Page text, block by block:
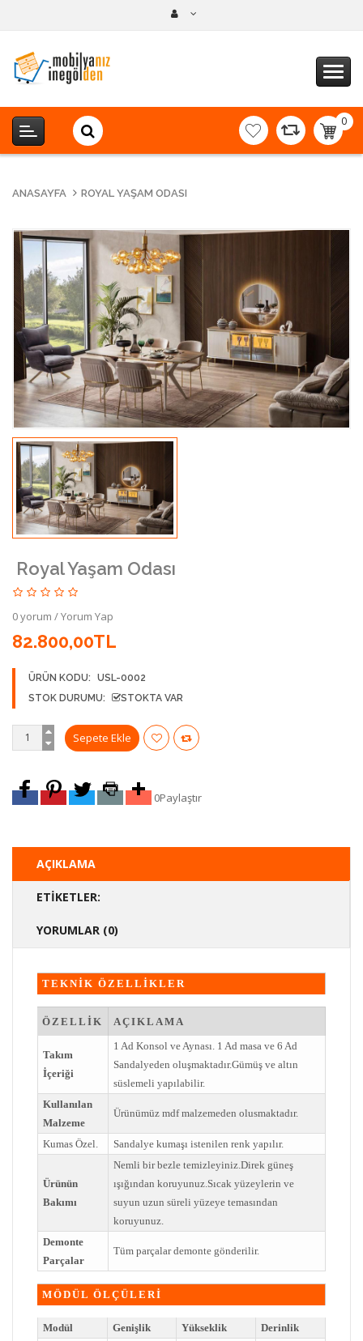
0
-
ANASAYFA ROYAL YAŞAM ODASI
Royal Yaşam Odası
0 yorum /Yorum Yap
82.800,00TL
ÜRÜN KODU:
USL-0002
STOK DURUMU:
STOKTA VAR
0Paylaştır
AÇIKLAMA
ETIKETLER:
YORUMLAR (0)
TEKNİK ÖZELLİKLER
ÖZELLİK AÇIKLAMA
Takım
İçeriği
1 Ad Konsol ve Aynası. 1 Ad masa ve 6 Ad
Sandalyeden oluşmaktadır.Gümüş ve altın
süslemeli yapılabilir.
Kullanılan
Malzeme
Ürünümüz mdf malzemeden olusmaktadır.
Kumas Özel. Sandalye kumaşı istenilen renk yapılır.
Ürünün
Bakımı
Nemli bir bezle temizleyiniz.Direk güneş
ışığından koruyunuz.Sıcak yüzeylerin ve
suyun uzun süreli yüzeye temasından
koruyunuz.
Demonte
Parçalar
Tüm parçalar demonte gönderilir.
MÖDÜL ÖLÇÜLERİ
Modül Genişlik Yükseklik
Derinlik